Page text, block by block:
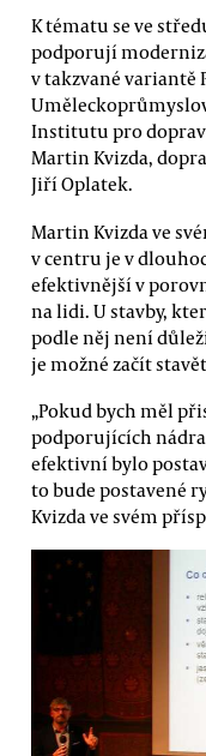
K tématu se ve
podporují
v takzvané variantě
Institutu pro
Martin Kvizda,
Jiří Oplatek.
Martin Kvizda ve
v centru je v
efektivnější v
na lidi. U stavby,
podle něj není
je možné začít
„Pokud bych měl
podporujících
efektivní bylo
to bude postavené
Kvizda ve svém